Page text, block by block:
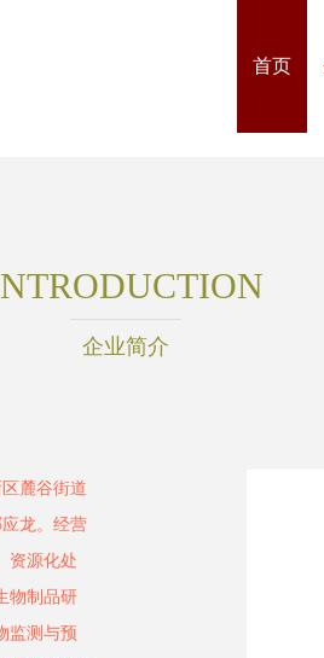
首页
企业简介
麓谷街道
龙。经营
资源化处
物制品研
监测与预